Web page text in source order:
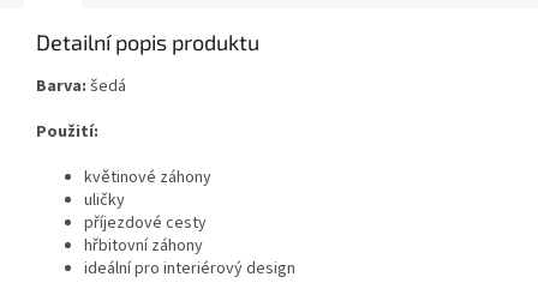
Detailní popis produktu
Barva: šedá
Použití:
květinové záhony
uličky
příjezdové cesty
hřbitovní záhony
ideální pro interiérový design